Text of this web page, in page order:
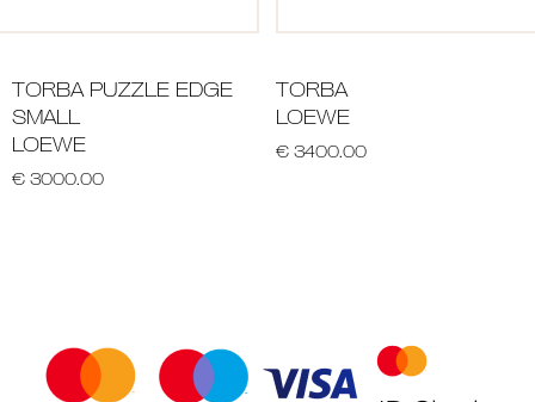
TORBA PUZZLE EDGE
SMALL
LOEWE
€ 3000.00
TORBA
LOEWE
€ 3400.00